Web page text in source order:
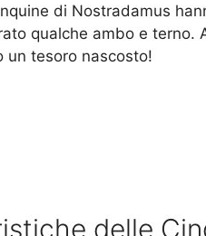
di Nostradamus
qualche ambo e terno.
un tesoro nascosto!
delle